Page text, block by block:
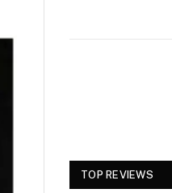
TOP REVIEWS